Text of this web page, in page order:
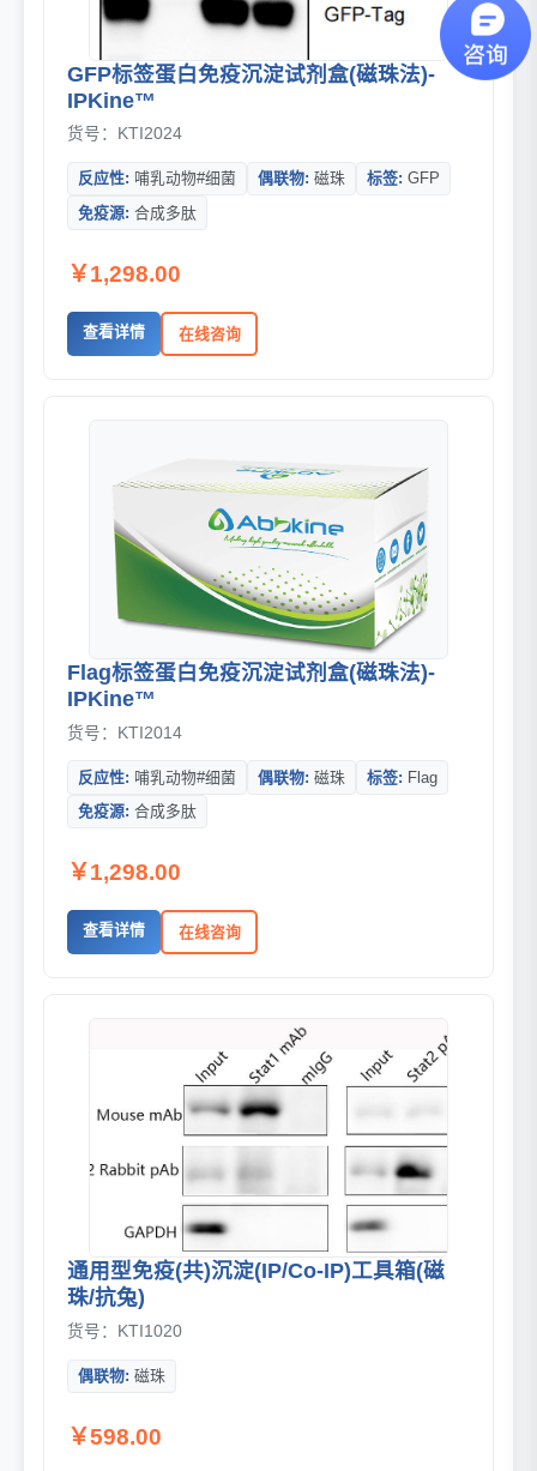
GFP标签蛋白免疫沉淀试剂盒(磁珠法)-
IPKine™
货号：KTI2024
反应性: 哺乳动物#细菌 偶联物: 磁珠 标签: GFP
免疫源: 合成多肽
￥1,298.00
查看详情 在线咨询
Flag标签蛋白免疫沉淀试剂盒(磁珠法)-
IPKine™
货号：KTI2014
反应性: 哺乳动物#细菌 偶联物: 磁珠 标签: Flag
免疫源: 合成多肽
￥1,298.00
查看详情 在线咨询
通用型免疫(共)沉淀(IP/Co-IP)工具箱(磁
珠/抗兔)
货号：KTI1020
偶联物: 磁珠
￥598.00